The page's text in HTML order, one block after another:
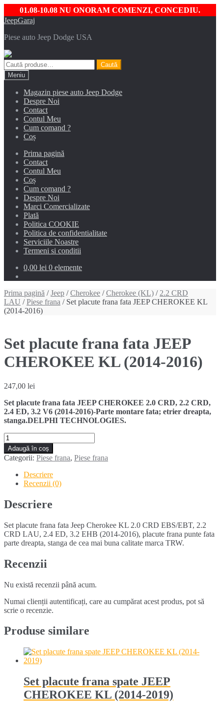
01.08-10.08 NU ONORAM COMENZI, CONCEDIU.
Sari
navigare
Sari
conținut
JeepGaraj
Piese auto Jeep Dodge USA
Caută
după:
Caută
Meniu
Magazin piese auto Jeep Dodge
Despre Noi
Contact
Contul Meu
Cum comand ?
Coș
Prima pagină
Contact
Contul Meu
Coș
Cum comand ?
Despre Noi
Marci Comercializate
Plată
Politica COOKIE
Politica de confidentialitate
Serviciile Noastre
Termeni si conditii
0,00 lei 0 elemente
Prima pagină /Jeep /Cherokee /Cherokee (KL) / 2.2 CRD
LAU /Piese frana / Set placute frana fata JEEP CHEROKEE KL
(2014-2016)
Set placute frana fata JEEP
CHEROKEE KL (2014-2016)
247,00 lei
Set placute frana fata JEEP CHEROKEE 2.0 CRD, 2.2 CRD,
2.4 ED, 3.2 V6 (2014-2016)-Parte montare fata; etrier dreapta,
stanga.DELPHI TECHNOLOGIES.
Cantitate
Set
placute
frana
JEEP
CHEROKEE
KL
(2014-
Adaugă în coș
Categorii: Piese frana, Piese frana
Descriere
Recenzii (0)
Descriere
Set placute frana fata Jeep Cherokee KL 2.0 CRD EBS/EBT, 2.2
CRD LAU, 2.4 ED, 3.2 EHB (2014-2016), placute frana punte fata
parte dreapta, stanga de cea mai buna calitate marca TRW.
Recenzii
Nu există recenzii până acum.
Numai clienții autentificați, care au cumpărat acest produs, pot să
scrie o recenzie.
Produse similare
Set placute frana spate JEEP
CHEROKEE KL (2014-2019)